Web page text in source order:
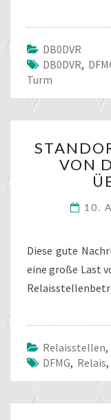
DB0DVR
DB0DVR,
Turm
VON
10.
Diese gute
eine große Last
Relaisstellen,
DFMG, Relais,